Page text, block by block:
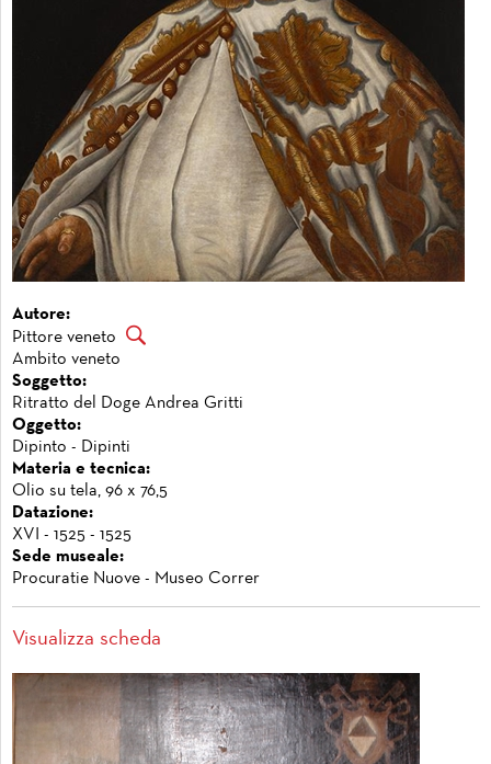
Autore:
Pittore veneto
Ambito veneto
Soggetto:
Ritratto del Doge Andrea Gritti
Oggetto:
Dipinto - Dipinti
Materia e tecnica:
Olio su tela, 96 x 76,5
Datazione:
XVI - 1525 - 1525
Sede museale:
Procuratie Nuove - Museo Correr
Visualizza scheda